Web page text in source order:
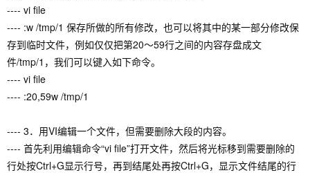
---- vi file
---- :w /tmp/1 保存所做的所有修改，也可以将其中的某一部分修改保
存到临时文件，例如仅仅把第20～59行之间的内容存盘成文
件/tmp/1，我们可以键入如下命令。
---- vi file
---- :20,59w /tmp/1
---- 3．用VI编辑一个文件，但需要删除大段的内容。
---- 首先利用编辑命令“vi file”打开文件，然后将光标移到需要删除的
行处按Ctrl+G显示行号，再到结尾处再按Ctrl+G，显示文件结尾的行